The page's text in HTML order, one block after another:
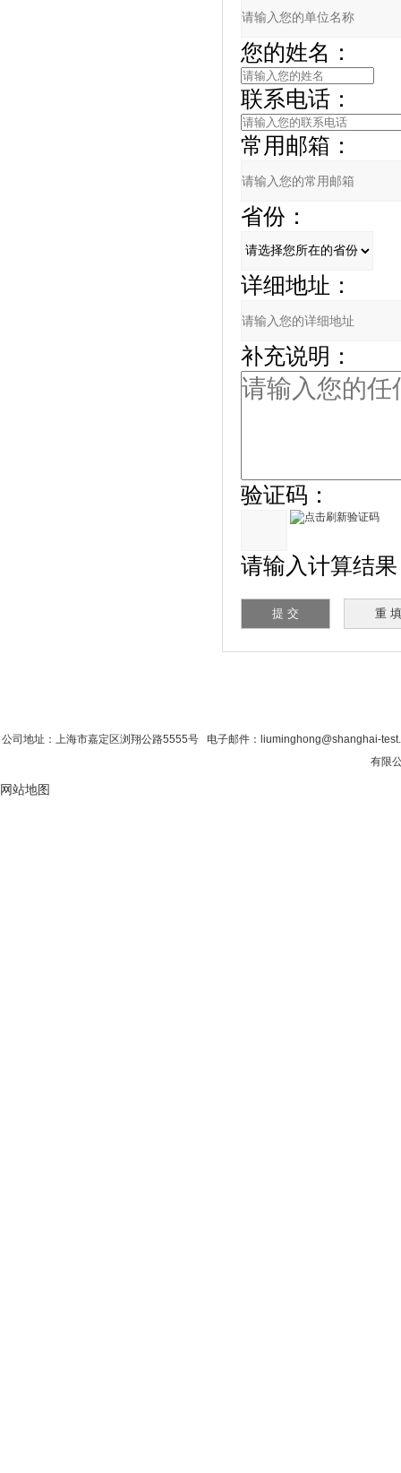
您的姓名：
联系电话：
常用邮箱：
省份：
详细地址：
补充说明：
验证码：
请输入计算结果
公司地址：上海市嘉定区浏翔公路5555号 电子邮件：liuminghong@shanghai-
有限
网站地图